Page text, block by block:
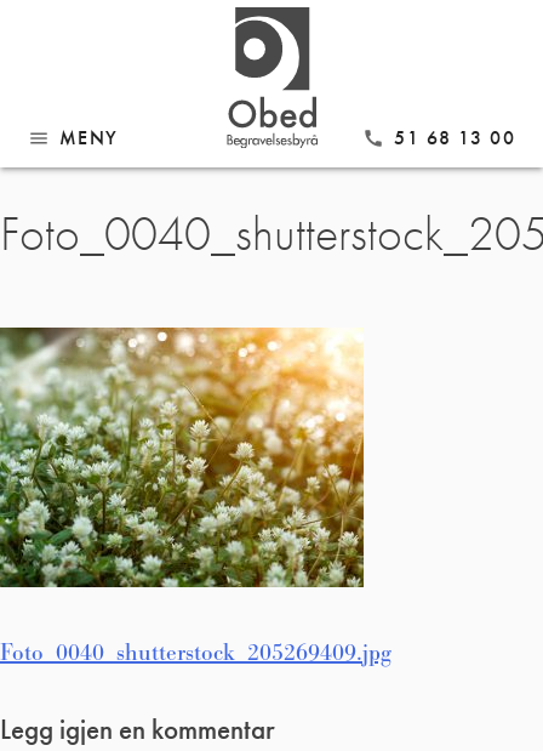
menu MENY call 51 68 13 00
Gå
til
innhold
Innleggsnavigasjon
Foto_0040_shutterstock_205269409.jpg
Legg igjen en kommentar